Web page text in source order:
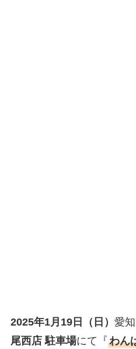
2025年1月19日（日） 愛
尾西店 駐車場にて『わん